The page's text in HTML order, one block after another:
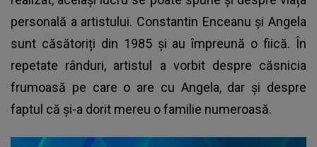
personală a artistului. Constantin Enceanu și Angela
sunt căsătoriți din 1985 și au împreună o fiică. În
repetate rânduri, artistul a vorbit despre căsnicia
frumoasă pe care o are cu Angela, dar şi despre
faptul că şi-a dorit mereu o familie numeroasă.